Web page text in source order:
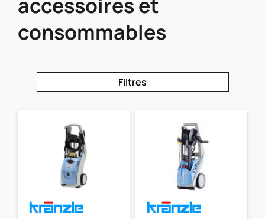
consommables
Filtres